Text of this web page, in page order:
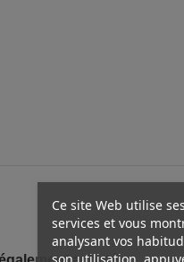
Ce site Web utilise
services et vous
analysant vos
son utilisation,